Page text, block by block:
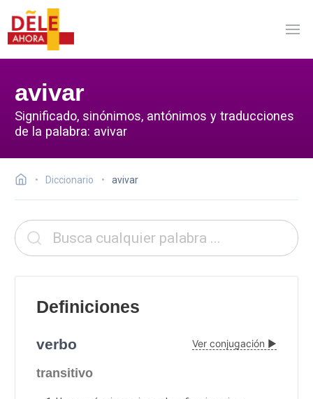
avivar
Significado, sinónimos, antónimos y traducciones
de la palabra: avivar
Diccionario avivar
Definiciones
verbo Ver conjugación ▶
transitivo